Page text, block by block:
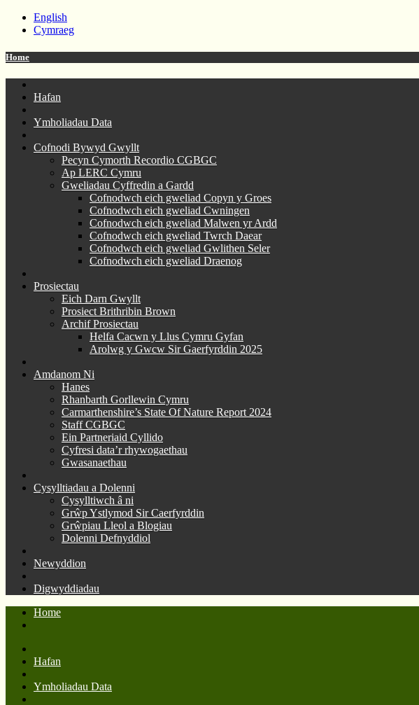
English
Cymraeg
Home
Hafan
Ymholiadau Data
Cofnodi Bywyd Gwyllt
Pecyn Cymorth Recordio CGBGC
Ap LERC Cymru
Gweliadau Cyffredin a Gardd
Cofnodwch eich gweliad Copyn y Groes
Cofnodwch eich gweliad Cwningen
Cofnodwch eich gweliad Malwen yr Ardd
Cofnodwch eich gweliad Twrch Daear
Cofnodwch eich gweliad Gwlithen Seler
Cofnodwch eich gweliad Draenog
Prosiectau
Eich Darn Gwyllt
Prosiect Brithribin Brown
Archif Prosiectau
Helfa Cacwn y Llus Cymru Gyfan
Arolwg y Gwcw Sir Gaerfyrddin 2025
Amdanom Ni
Hanes
Rhanbarth Gorllewin Cymru
Carmarthenshire’s State Of Nature Report 2024
Staff CGBGC
Ein Partneriaid Cyllido
Cyfresi data’r rhywogaethau
Gwasanaethau
Cysylltiadau a Dolenni
Cysylltiwch â ni
Grŵp Ystlymod Sir Caerfyrddin
Grŵpiau Lleol a Blogiau
Dolenni Defnyddiol
Newyddion
Digwyddiadau
Home
Hafan
Ymholiadau Data